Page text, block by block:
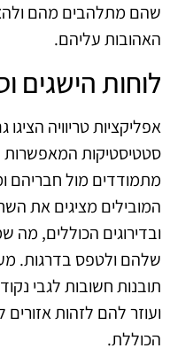
שהם מתלהבים מהם
האהובות עליהם.
לוחות הישגים
אפליקציות טריוויה
סטטיסטיקות
מתמודדים מול חבריהם
המובילים מציגים את
ובדירוגים הכוללים,
שלהם ולטפס בדרגות.
תובנות חשובות לגבי
ועוזר להם לזהות
הכוללת.